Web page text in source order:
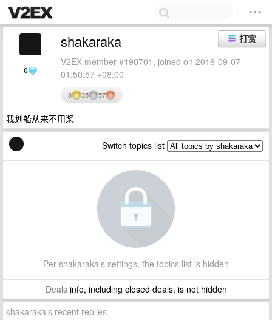
0
打赏
shakaraka
V2EX member #190701, joined on 2016-09-07
01:50:57 +08:00
8 35 57
我划船从来不用桨
Switch topics list
Per shakaraka's settings, the topics list is hidden
Dealsinfo, including closed deals, is not hidden
shakaraka's recent replies